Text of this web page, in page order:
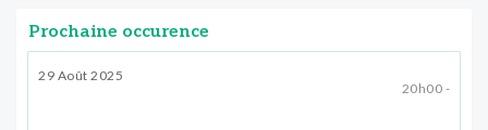
Prochaine occurence
29 Août 2025
20h00 -